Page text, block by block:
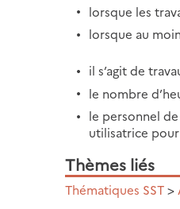
lorsque les
lorsque au
il s’agit de
le nombre
le personnel
utilisatrice
Thèmes liés
Thématiques SST>